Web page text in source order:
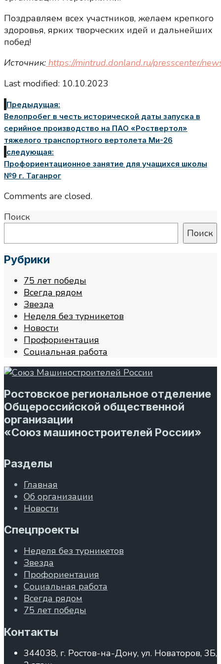
Поздравляем всех участников, желаем крепкого
здоровья, ярких творческих идей и дальнейших
побед!
Источник: https://mintrud.donland.ru/presscenter/
Last modified: 10.10.2023
Предыдущая:
Велопробег в честь исторической даты запуска в
серийное производство на ПАО «Роствертол»
тяжелого транспортного вертолета Ми-26
следующая:
Профориентационное занятие для учащихся школы
№9 г. Таганрог
Comments are closed.
Поиск
Поиск
Рубрики
75 лет победы
Всегда рядом
Звезда
Неделя без турникетов
Новости
Профориентация
Социальная работа
Ростовское региональное отделение
Общероссийской общественной
организации
«Союз машиностроителей России»
Разделы
Главная
Об организации
Новости
Спецпроекты
Неделя без турникетов
Звезда
Профориентация
Социальная работа
Всегда рядом
75 лет победы
Контакты
344038, г. Ростов-на-Дону, ул. Новаторов, 3Б,